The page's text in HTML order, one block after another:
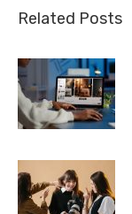
Related Posts